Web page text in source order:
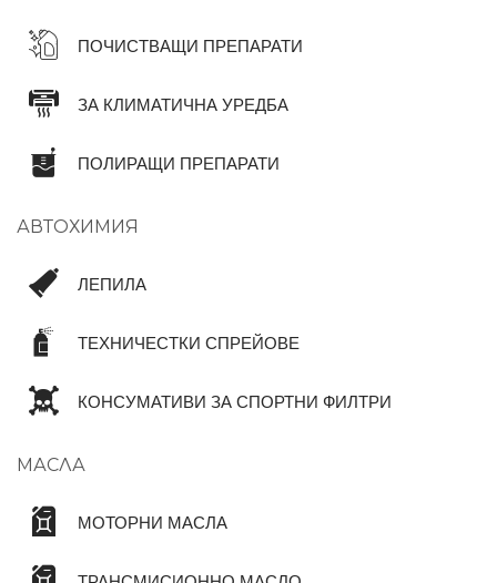
ПОЧИСТВАЩИ ПРЕПАРАТИ
ЗА КЛИМАТИЧНА УРЕДБА
ПОЛИРАЩИ ПРЕПАРАТИ
АВТОХИМИЯ
ЛЕПИЛА
ТЕХНИЧЕСТКИ СПРЕЙОВЕ
КОНСУМАТИВИ ЗА СПОРТНИ ФИЛТРИ
МАСЛА
МОТОРНИ МАСЛА